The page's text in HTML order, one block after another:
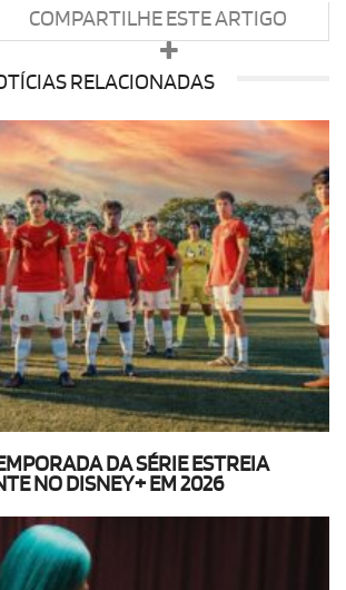
COMPARTILHE ESTE ARTIGO
RELACIONADAS
DA SÉRIE ESTREIA
NO DISNEY+ EM 2026